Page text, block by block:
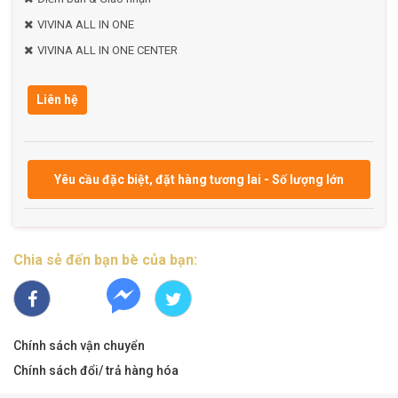
VIVINA ALL IN ONE
VIVINA ALL IN ONE CENTER
Liên hệ
Yêu cầu đặc biệt, đặt hàng tương lai - Số lượng lớn
Chia sẻ đến bạn bè của bạn:
Chính sách vận chuyển
Chính sách đổi/ trả hàng hóa